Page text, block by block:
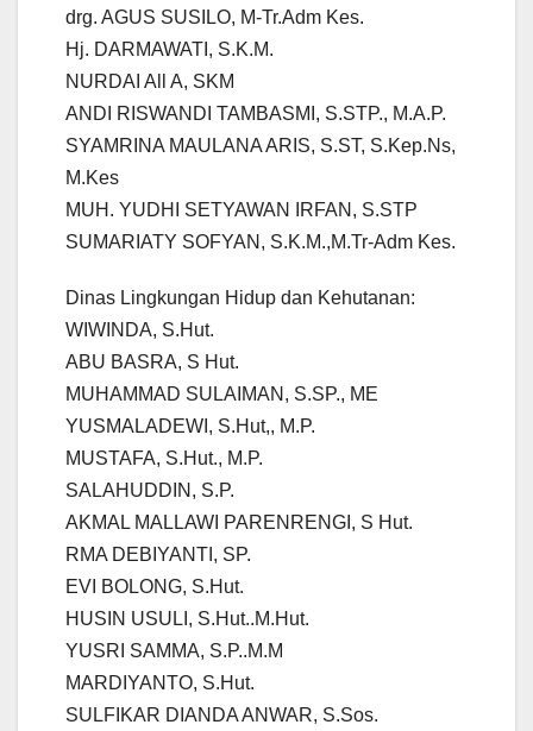
drg. AGUS SUSILO, M-Tr.Adm Kes.
Hj. DARMAWATI, S.K.M.
NURDAI All A, SKM
ANDI RISWANDI TAMBASMI, S.STP., M.A.P.
SYAMRINA MAULANA ARIS, S.ST, S.Kep.Ns,
M.Kes
MUH. YUDHI SETYAWAN IRFAN, S.STP
SUMARIATY SOFYAN, S.K.M.,M.Tr-Adm Kes.
Dinas Lingkungan Hidup dan Kehutanan:
WIWINDA, S.Hut.
ABU BASRA, S Hut.
MUHAMMAD SULAIMAN, S.SP., ME
YUSMALADEWI, S.Hut,, M.P.
MUSTAFA, S.Hut., M.P.
SALAHUDDIN, S.P.
AKMAL MALLAWI PARENRENGI, S Hut.
RMA DEBIYANTI, SP.
EVI BOLONG, S.Hut.
HUSIN USULI, S.Hut..M.Hut.
YUSRI SAMMA, S.P..M.M
MARDIYANTO, S.Hut.
SULFIKAR DIANDA ANWAR, S.Sos.